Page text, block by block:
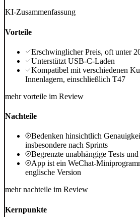
KI-Zusammenfassung
Vorteile
Erschwinglicher Preis, oft unter
Unterstützt USB-C-Laden
Kompatibel mit verschiedenen
Innenlagern, einschließlich T47
mehr vorteile im Review
Nachteile
Bedenken hinsichtlich
insbesondere nach Sprints
Begrenzte unabhängige Tests
App ist ein WeChat-
englische Version
mehr nachteile im Review
Kernpunkte